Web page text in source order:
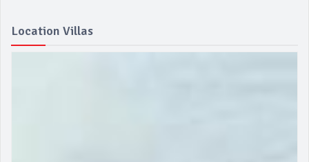
Location Villas